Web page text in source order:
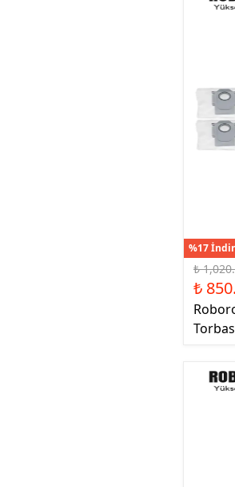
%17
₺
₺